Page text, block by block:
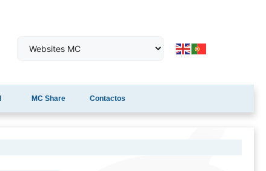
MC Share Contactos